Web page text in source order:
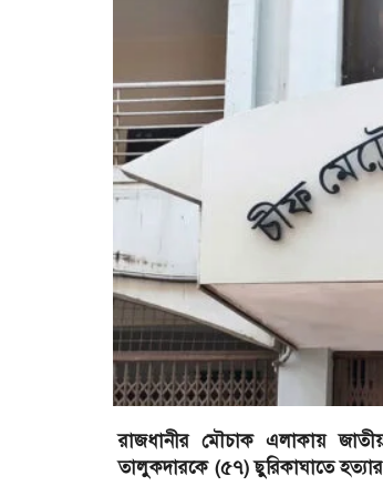
রাজধানীর মৌচাক এলাকায়
তালুকদারকে (৫৭) ছুরিকাঘাতে